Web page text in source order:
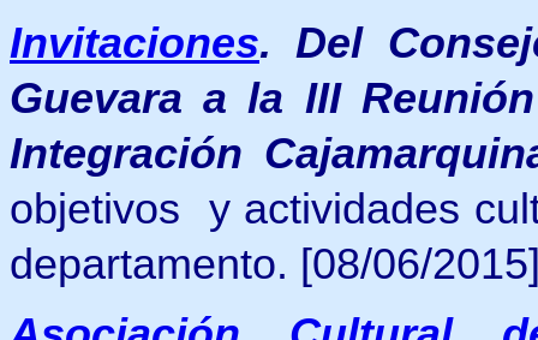
Invitaciones. Del
Guevaraa la III
Integración
objetivos y actividades
departamento. [08/06/